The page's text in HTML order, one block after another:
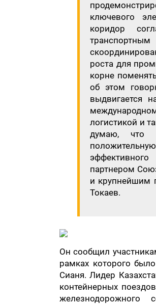
ключевого
коридор
роста для
корне
об этом
выдвигается
логистикой и
думаю, что
партнером
и крупнейшим
Токаев.
Он сообщил
рамках которого
Сианя. Лидер
контейнерных
железнодорожного